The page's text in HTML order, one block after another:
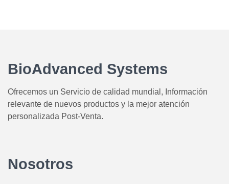
BioAdvanced Systems
Ofrecemos un Servicio de calidad mundial, Información
relevante de nuevos productos y la mejor atención
personalizada Post-Venta.
Nosotros